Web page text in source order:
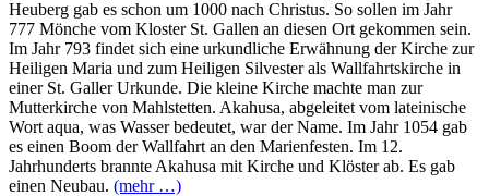
Heuberg gab es schon um 1000 nach Christus. So sollen im Jahr
777 Mönche vom Kloster St. Gallen an diesen Ort gekommen sein.
Im Jahr 793 findet sich eine urkundliche Erwähnung der Kirche zur
Heiligen Maria und zum Heiligen Silvester als Wallfahrtskirche in
einer St. Galler Urkunde. Die kleine Kirche machte man zur
Mutterkirche von Mahlstetten. Akahusa, abgeleitet vom lateinische
Wort aqua, was Wasser bedeutet, war der Name. Im Jahr 1054 gab
es einen Boom der Wallfahrt an den Marienfesten. Im 12.
Jahrhunderts brannte Akahusa mit Kirche und Klöster ab. Es gab
einen Neubau. (mehr …)